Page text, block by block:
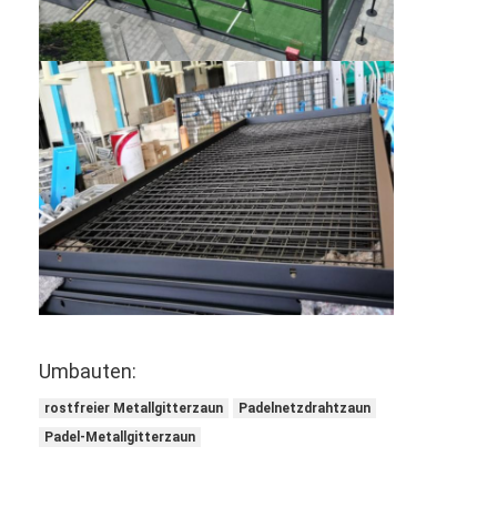
Bienenstocknetz
Umbauten:
rostfreier Metallgitterzaun
Padelnetzdrahtzaun
Padel-Metallgitterzaun